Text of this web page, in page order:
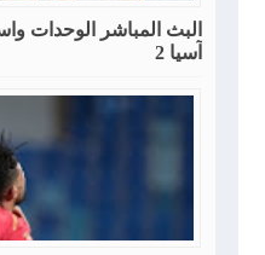
البث المباشر الوحدات
آسيا 2